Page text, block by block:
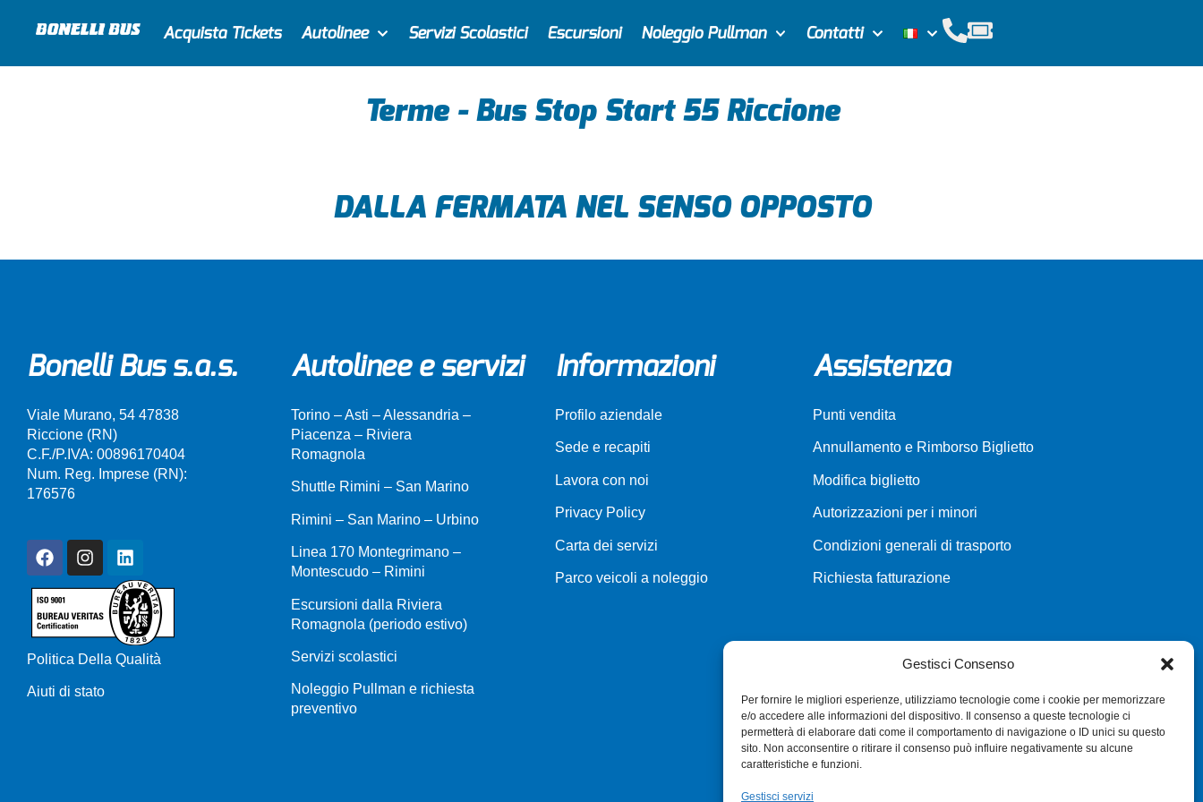
Gestisci Consenso
Per fornire le migliori esperienze, utilizziamo tecnologie come i cookie per memorizzare
e/o accedere alle informazioni del dispositivo. Il consenso a queste tecnologie ci
permetterà di elaborare dati come il comportamento di navigazione o ID unici su questo
sito. Non acconsentire o ritirare il consenso può influire negativamente su alcune
caratteristiche e funzioni.
Gestisci servizi
Acquista Tickets Autolinee Servizi Scolastici Escursioni Noleggio Pullman Contatti
Terme - Bus Stop Start 55 Riccione
DALLA FERMATA NEL SENSO OPPOSTO
Bonelli Bus s.a.s.
Viale Murano, 54 47838
Riccione (RN)
C.F./P.IVA: 00896170404
Num. Reg. Imprese (RN):
176576
Politica Della Qualità
Aiuti di stato
Autolinee e servizi
Torino – Asti – Alessandria –
Piacenza – Riviera
Romagnola
Shuttle Rimini – San Marino
Rimini – San Marino – Urbino
Linea 170 Montegrimano –
Montescudo – Rimini
Escursioni dalla Riviera
Romagnola (periodo estivo)
Servizi scolastici
Noleggio Pullman e richiesta
preventivo
Informazioni
Profilo aziendale
Sede e recapiti
Lavora con noi
Privacy Policy
Carta dei servizi
Parco veicoli a noleggio
Assistenza
Punti vendita
Annullamento e Rimborso Biglietto
Modifica biglietto
Autorizzazioni per i minori
Condizioni generali di trasporto
Richiesta fatturazione